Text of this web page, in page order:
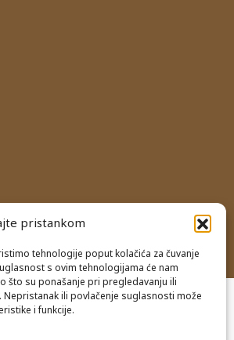
pristankom
tehnologije poput kolačića za čuvanje
s ovim tehnologijama će nam
što su ponašanje pri pregledavanju ili
ili povlačenje suglasnosti može
i funkcije.